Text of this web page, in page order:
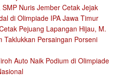
Nuris Jember Cetak Jejak
di Olimpiade IPA Jawa Timur
Pejuang Lapangan Hijau, M.
Taklukkan Persaingan Porseni
Auto Naik Podium di Olimpiade